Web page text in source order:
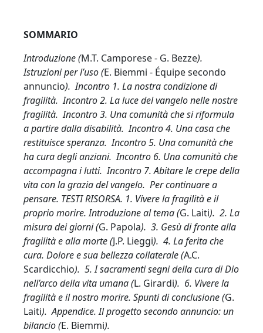
SOMMARIO
Introduzione (M.T. Camporese - G. Bezze).
Istruzioni per l’uso (E. Biemmi - Équipe secondo
annuncio). Incontro 1. La nostra condizione di
fragilità. Incontro 2. La luce del vangelo nelle nostre
fragilità. Incontro 3. Una comunità che si riformula
a partire dalla disabilità. Incontro 4. Una casa che
restituisce speranza. Incontro 5. Una comunità che
ha cura degli anziani. Incontro 6. Una comunità che
accompagna i lutti. Incontro 7. Abitare le crepe della
vita con la grazia del vangelo. Per continuare a
pensare. TESTI RISORSA. 1. Vivere la fragilità e il
proprio morire. Introduzione al tema (G. Laiti). 2. La
misura dei giorni (G. Papola). 3. Gesù di fronte alla
fragilità e alla morte (J.P. Lieggi). 4. La ferita che
cura. Dolore e sua bellezza collaterale (A.C.
Scardicchio). 5. I sacramenti segni della cura di Dio
nell’arco della vita umana (L. Girardi). 6. Vivere la
fragilità e il nostro morire. Spunti di conclusione (G.
Laiti). Appendice. Il progetto secondo annuncio: un
bilancio (E. Biemmi).